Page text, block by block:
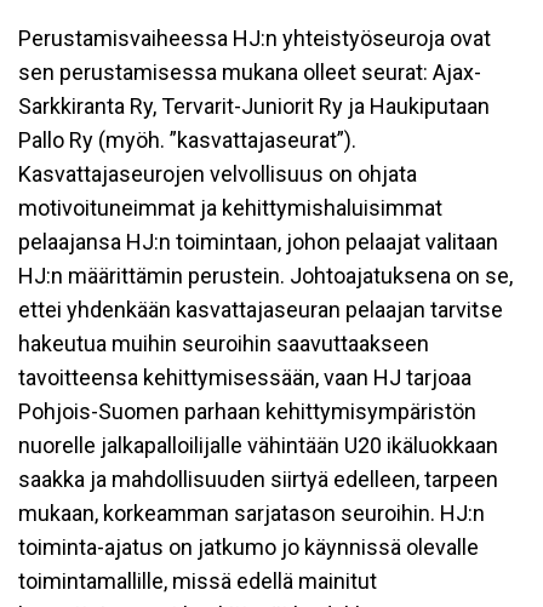
Perustamisvaiheessa HJ:n yhteistyöseuroja ovat
sen perustamisessa mukana olleet seurat: Ajax-
Sarkkiranta Ry, Tervarit-Juniorit Ry ja Haukiputaan
Pallo Ry (myöh. ”kasvattajaseurat”).
Kasvattajaseurojen velvollisuus on ohjata
motivoituneimmat ja kehittymishaluisimmat
pelaajansa HJ:n toimintaan, johon pelaajat valitaan
HJ:n määrittämin perustein. Johtoajatuksena on se,
ettei yhdenkään kasvattajaseuran pelaajan tarvitse
hakeutua muihin seuroihin saavuttaakseen
tavoitteensa kehittymisessään, vaan HJ tarjoaa
Pohjois-Suomen parhaan kehittymisympäristön
nuorelle jalkapalloilijalle vähintään U20 ikäluokkaan
saakka ja mahdollisuuden siirtyä edelleen, tarpeen
mukaan, korkeamman sarjatason seuroihin. HJ:n
toiminta-ajatus on jatkumo jo käynnissä olevalle
toimintamallille, missä edellä mainitut